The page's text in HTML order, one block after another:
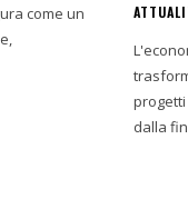
dalla